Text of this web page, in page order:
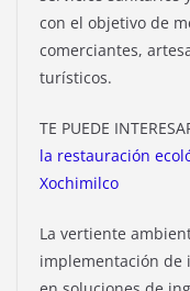
con el objetivo de
comerciantes,
turísticos.
TE PUEDE
la restauración
Xochimilco
La vertiente
implementación de